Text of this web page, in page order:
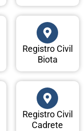
Registro Civil
Biota
Registro Civil
Cadrete